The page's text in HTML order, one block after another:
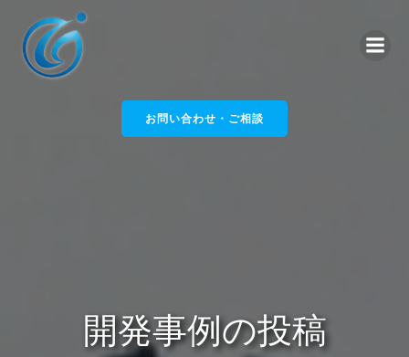
ツ
へ
ス
お問い合わせ・ご相談
開発事例の投稿